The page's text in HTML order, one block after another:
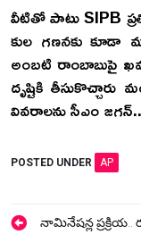
వీటితో పాటు SIPB
కుల గణనకు కూడా
అంబటి రాంబాబుపై
దృష్టికి
వివరాలను సీఎం
POSTED UNDER AP
Postనామినేషన్ల ప్రక్రియ..